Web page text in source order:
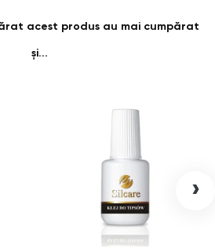
acest produs au mai cumpărat
și...
›